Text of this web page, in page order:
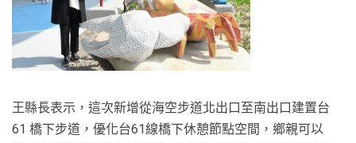
王縣長表示，這次新增從海空步道北出口至南出口建置台
61 橋下步道，優化台61線橋下休憩節點空間，鄉親可以